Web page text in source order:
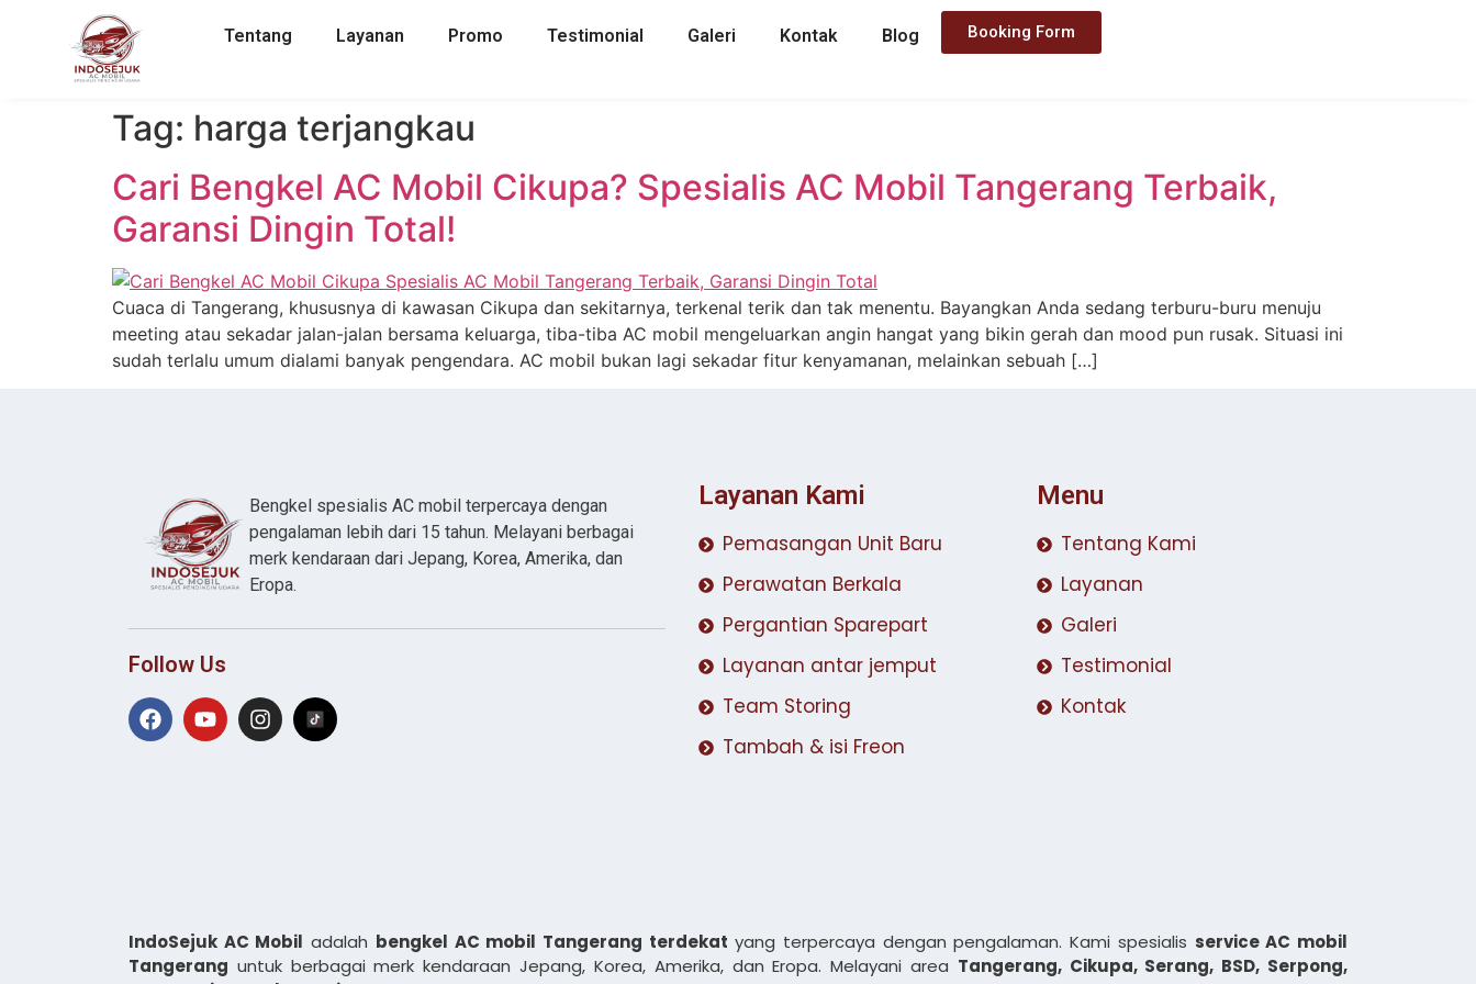
Tentang Layanan Promo Testimonial Galeri Kontak Blog Booking Form
Tag: harga terjangkau
Cari Bengkel AC Mobil Cikupa? Spesialis AC Mobil Tangerang Terbaik,
Garansi Dingin Total!
Cuaca di Tangerang, khususnya di kawasan Cikupa dan sekitarnya, terkenal terik dan tak menentu. Bayangkan Anda sedang terburu-buru menuju
meeting atau sekadar jalan-jalan bersama keluarga, tiba-tiba AC mobil mengeluarkan angin hangat yang bikin gerah dan mood pun rusak. Situasi ini
sudah terlalu umum dialami banyak pengendara. AC mobil bukan lagi sekadar fitur kenyamanan, melainkan sebuah […]
Bengkel spesialis AC mobil terpercaya dengan
pengalaman lebih dari 15 tahun. Melayani berbagai
merk kendaraan dari Jepang, Korea, Amerika, dan
Eropa.
Follow Us
Layanan Kami
Pemasangan Unit Baru
Perawatan Berkala
Pergantian Sparepart
Layanan antar jemput
Team Storing
Tambah & isi Freon
Menu
Tentang Kami
Layanan
Galeri
Testimonial
Kontak
IndoSejuk AC Mobil adalah bengkel AC mobil Tangerang terdekat yang terpercaya dengan pengalaman. Kami spesialis service AC mobil
Tangerang untuk berbagai merk kendaraan Jepang, Korea, Amerika, dan Eropa. Melayani area Tangerang, Cikupa, Serang, BSD, Serpong,